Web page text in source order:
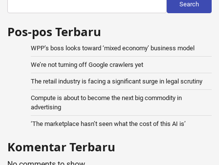
Search
Pos-pos Terbaru
WPP’s boss looks toward ‘mixed economy’ business model
We’re not turning off Google crawlers yet
The retail industry is facing a significant surge in legal scrutiny
Compute is about to become the next big commodity in
advertising
‘The marketplace hasn’t seen what the cost of this AI is’
Komentar Terbaru